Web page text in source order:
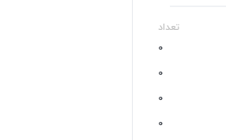
تعداد
0
0
0
0